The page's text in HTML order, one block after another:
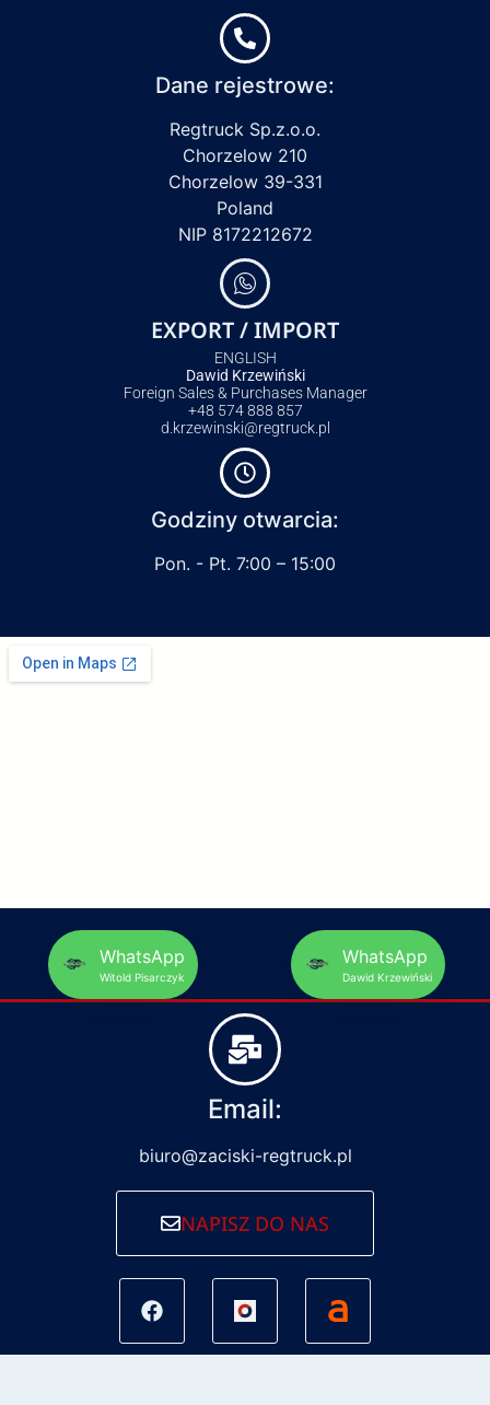
Dane rejestrowe:
Regtruck Sp.z.o.o.
Chorzelow 210
Chorzelow 39-331
Poland
NIP 8172212672
EXPORT / IMPORT
ENGLISH
Dawid Krzewiński
Foreign Sales & Purchases Manager
+48 574 888 857
d.krzewinski@regtruck.pl
Godziny otwarcia:
Pon. - Pt. 7:00 – 15:00
WhatsApp
Witold Pisarczyk
WhatsApp
Dawid Krzewiński
Email:
biuro@zaciski-regtruck.pl
NAPISZ DO NAS